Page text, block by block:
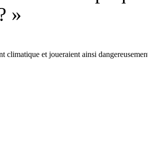
»
et joueraient ainsi